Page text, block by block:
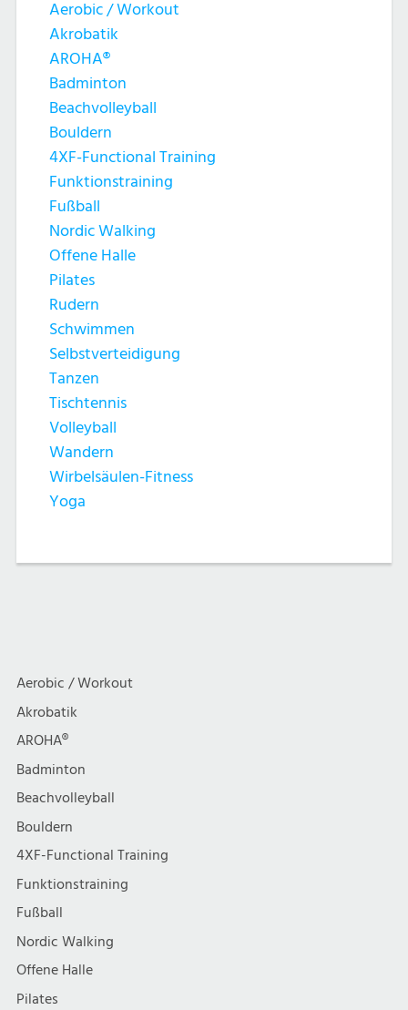
Aerobic / Workout
Akrobatik
AROHA®
Badminton
Beachvolleyball
Bouldern
4XF-Functional Training
Funktionstraining
Fußball
Nordic Walking
Offene Halle
Pilates
Rudern
Schwimmen
Selbstverteidigung
Tanzen
Tischtennis
Volleyball
Wandern
Wirbelsäulen-Fitness
Yoga
Aerobic / Workout
Akrobatik
AROHA®
Badminton
Beachvolleyball
Bouldern
4XF-Functional Training
Funktionstraining
Fußball
Nordic Walking
Offene Halle
Pilates